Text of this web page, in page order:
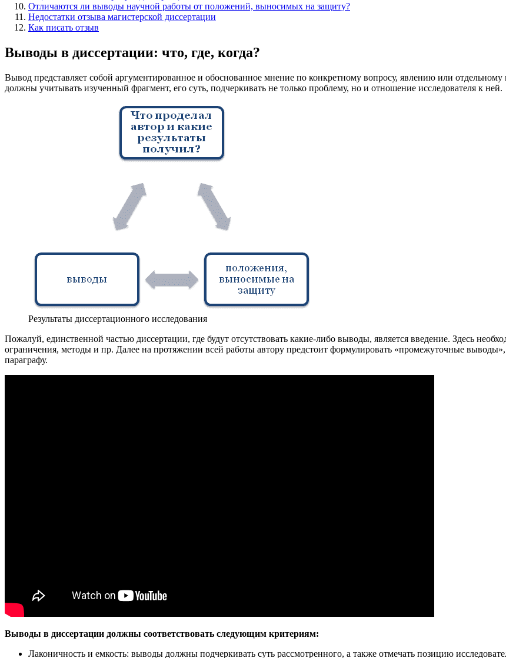
Отличаются ли выводы научной работы от положений, выносимых на защиту?
Недостатки отзыва магистерской диссертации
Как писать отзыв
Выводы в диссертации: что, где, когда?
Вывод представляет собой аргументированное и обоснованное мнение по конкретному вопросу, явлению или
должны учитывать изученный фрагмент, его суть, подчеркивать не только проблему, но и отношение исследователя к ней.
Результаты диссертационного исследования
Пожалуй, единственной частью диссертации, где будут отсутствовать какие-либо выводы, является введение. Здесь
ограничения, методы и пр. Далее на протяжении всей работы автору предстоит формулировать «промежуточные
параграфу.
Выводы в диссертации должны соответствовать следующим критериям:
Лаконичность и емкость: выводы должны подчеркивать суть рассмотренного, а также отмечать позицию